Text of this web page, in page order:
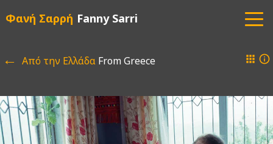
Φανή Σαρρή Fanny Sarri
← Από την Ελλάδα From Greece apps info